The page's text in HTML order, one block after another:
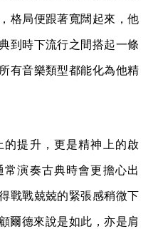
格局便跟著寬闊起來，他
到時下流行之間搭起一條
有音樂類型都能化為他精
提升，更是精神上的啟
演奏古典時會更擔心出
戰戰兢兢的緊張感稍微下
德來說是如此，亦是肩